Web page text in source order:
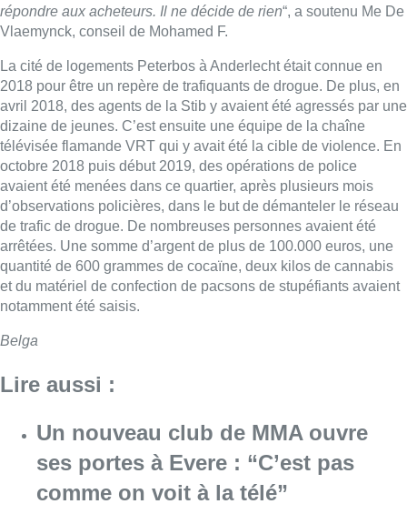
répondre aux acheteurs. Il ne décide de rien“, a soutenu Me De
Vlaemynck, conseil de Mohamed F.
La cité de logements Peterbos à Anderlecht était connue en
2018 pour être un repère de trafiquants de drogue. De plus, en
avril 2018, des agents de la Stib y avaient été agressés par une
dizaine de jeunes. C’est ensuite une équipe de la chaîne
télévisée flamande VRT qui y avait été la cible de violence. En
octobre 2018 puis début 2019, des opérations de police
avaient été menées dans ce quartier, après plusieurs mois
d’observations policières, dans le but de démanteler le réseau
de trafic de drogue. De nombreuses personnes avaient été
arrêtées. Une somme d’argent de plus de 100.000 euros, une
quantité de 600 grammes de cocaïne, deux kilos de cannabis
et du matériel de confection de pacsons de stupéfiants avaient
notamment été saisis.
Belga
Lire aussi :
Un nouveau club de MMA ouvre
ses portes à Evere : “C’est pas
comme on voit à la télé”